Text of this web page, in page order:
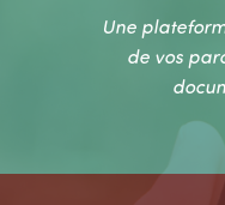
Une
de vos